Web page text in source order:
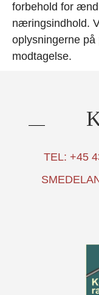
forbehold for
næringsindhold.
oplysningerne på
modtagelse.
TEL: +45